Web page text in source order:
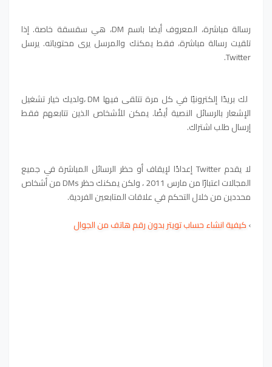
رسالة مباشرة، المعروف أيضا باسم DM، هي سقسقة خاصة. إذا
تلقيت رسالة مباشرة، فقط يمكنك والمرسل يرى محتوياته. يرسل
Twitter.
لك بريدًا إلكترونيًا في كل مرة تتلقى فيها DM ،ولديك خيار تشغيل
الإشعار بالرسائل النصية أيضًا. يمكن للأشخاص الذين تتابعهم فقط
إرسال طلب اشتراك.
لا يقدم Twitter إعدادًا لإيقاف أو حظر الرسائل المباشرة في جميع
المجالات اعتبارًا من مارس 2011 ، ولكن يمكنك حظر DMs من أشخاص
محددين من خلال التحكم في علاقات المتابعين الفردية.
›كيفية انشاء حساب تويتر بدون رقم هاتف من الجوال